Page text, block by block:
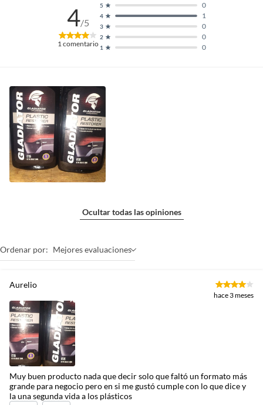
4/5
1comentario 1 0
2 0
3 0
4 1
5 0
Ocultar todas las opiniones
Ordenar por: Mejores evaluaciones
Aurelio
hace 3 meses
Muy buen producto nada que decir solo que faltó un formato más
grande para negocio pero en si me gustó cumple con lo que dice y
la una segunda vida a los plásticos